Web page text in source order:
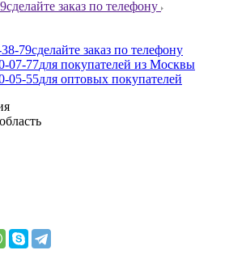
сделайте заказ по телефону
79сделайте заказ по телефону
07-77для покупателей из Москвы
05-55для оптовых покупателей